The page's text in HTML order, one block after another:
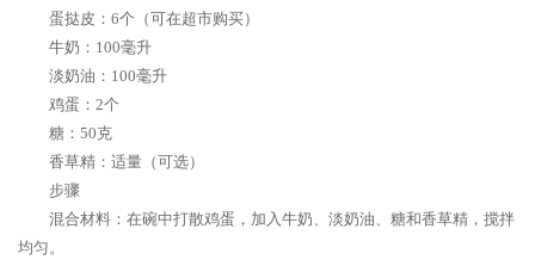
蛋挞皮：6个（可在超市购买）
牛奶：100毫升
淡奶油：100毫升
鸡蛋：2个
糖：50克
香草精：适量（可选）
步骤
混合材料：在碗中打散鸡蛋，加入牛奶、淡奶油、糖和香草精，搅拌
均匀。